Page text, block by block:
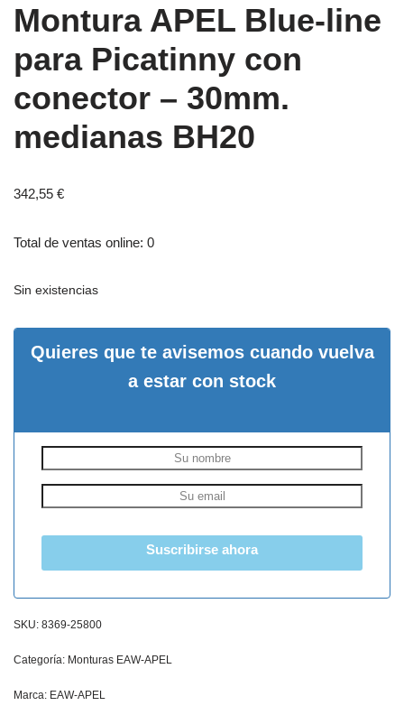
Montura APEL Blue-line
para Picatinny con
conector – 30mm.
medianas BH20
342,55 €
Total de ventas online: 0
Sin existencias
Quieres que te avisemos cuando vuelva
a estar con stock
Suscribirse ahora
SKU: 8369-25800
Categoría: Monturas EAW-APEL
Marca: EAW-APEL